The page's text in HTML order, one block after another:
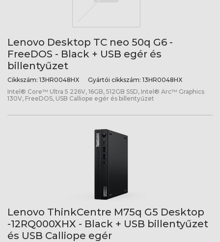
Lenovo Desktop TC neo 50q G6 -
FreeDOS - Black + USB egér és
billentyűzet
Cikkszám: 13HR0048HX Gyártói cikkszám: 13HR0048HX
Intel® Core™ Ultra 5 226V, 16GB, 512GB SSD, Intel® Arc™ Graphics
130V, FreeDOS, USB Calliope egér és billentyűzet
Lenovo ThinkCentre M75q G5 Desktop
-12RQ000XHX - Black + USB billentyűzet
és USB Calliope egér